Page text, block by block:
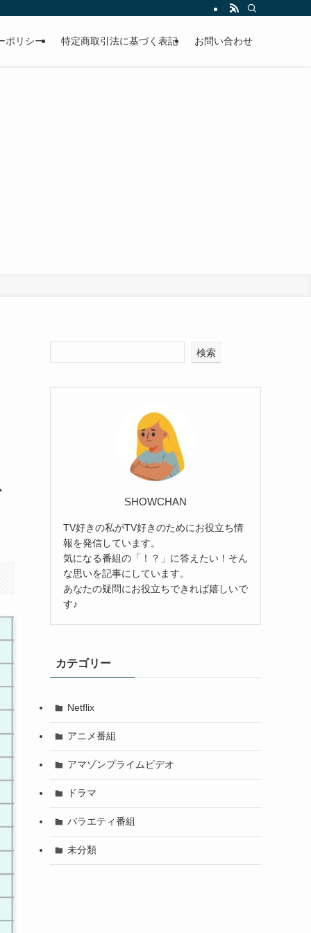
ポリシー 特定商取引法に基づく表記 お問い合わせ
検索
SHOWCHAN
TV好きの私がTV好きのためにお役立ち情
報を発信しています。
気になる番組の「！？」に答えたい！そん
な思いを記事にしています。
あなたの疑問にお役立ちできれば嬉しいで
す♪
カテゴリー
Netflix
アニメ番組
アマゾンプライムビデオ
ドラマ
バラエティ番組
未分類